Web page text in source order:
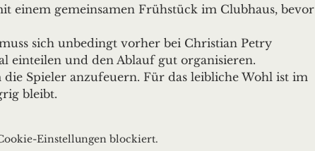
einem gemeinsamen Frühstück im Clubhaus, bevor
sich unbedingt vorher bei Christian Petry
einteilen und den Ablauf gut organisieren.
Spieler anzufeuern. Für das leibliche Wohl ist im
bleibt.
Einstellungen blockiert.